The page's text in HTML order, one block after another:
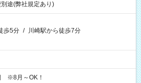
途(弊社規定あり)
歩5分 / 川崎駅から徒歩7分
※8月～OK！